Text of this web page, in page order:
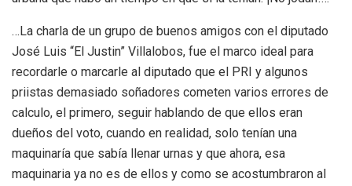
…La charla de un grupo de buenos amigos con el diputado
José Luis “El Justin” Villalobos, fue el marco ideal para
recordarle o marcarle al diputado que el PRI y algunos
priistas demasiado soñadores cometen varios errores de
calculo, el primero, seguir hablando de que ellos eran
dueños del voto, cuando en realidad, solo tenían una
maquinaría que sabía llenar urnas y que ahora, esa
maquinaria ya no es de ellos y como se acostumbraron al